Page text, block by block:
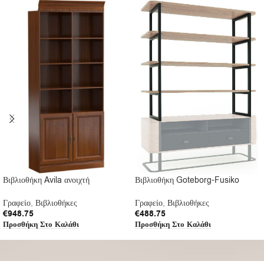
Βιβλιοθήκη Avila ανοιχτή
Γραφείο, Βιβλιοθήκες
€948.75
Προσθήκη Στο Καλάθι
Βιβλιοθήκη Goteborg-Fusiko
Γραφείο, Βιβλιοθήκες
€488.75
Προσθήκη Στο Καλάθι